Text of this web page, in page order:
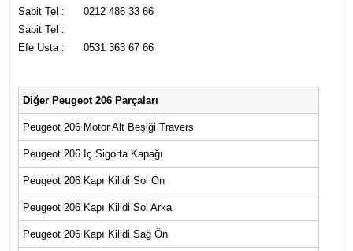
Sabit Tel : 0212 486 33 66
Sabit Tel :
Efe Usta : 0531 363 67 66
Diğer Peugeot 206 Parçaları
Peugeot 206 Motor Alt Beşiği Travers
Peugeot 206 Iç Sigorta Kapağı
Peugeot 206 Kapı Kilidi Sol Ön
Peugeot 206 Kapı Kilidi Sol Arka
Peugeot 206 Kapı Kilidi Sağ Ön